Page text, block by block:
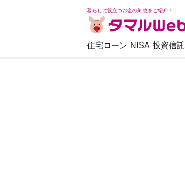
暮らしに役立つお金の知恵をご紹介！
住宅ローン NISA 投資信託